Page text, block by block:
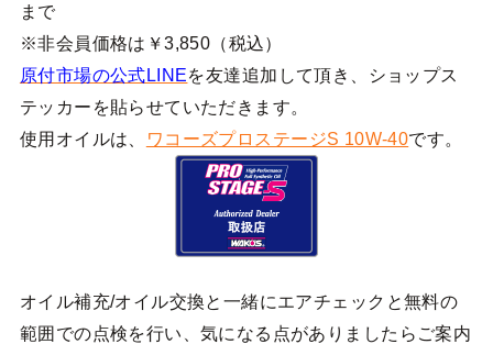
まで
※非会員価格は￥3,850（税込）
原付市場の公式LINEを友達追加して頂き、ショップス
テッカーを貼らせていただきます。
使用オイルは、
ワコーズプロステージS 10W-40です。
オイル補充/オイル交換と一緒にエアチェックと無料の
範囲での点検を行い、気になる点がありましたらご案内